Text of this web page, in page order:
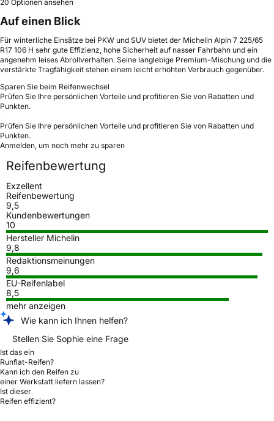
20 Optionen ansehen
Auf einen Blick
Für winterliche Einsätze bei PKW und SUV bietet der Michelin Alpin 7 225/65
R17 106 H sehr gute Effizienz, hohe Sicherheit auf nasser Fahrbahn und ein
angenehm leises Abrollverhalten. Seine langlebige Premium-Mischung und die
verstärkte Tragfähigkeit stehen einem leicht erhöhten Verbrauch gegenüber.
Sparen Sie beim Reifenwechsel
Prüfen Sie Ihre persönlichen Vorteile und profitieren Sie von Rabatten und
Punkten.
Prüfen Sie Ihre persönlichen Vorteile und profitieren Sie von Rabatten und
Punkten.
Anmelden, um noch mehr zu sparen
Reifenbewertung
Exzellent
Reifenbewertung
9,5
Kundenbewertungen
10
Hersteller Michelin
9,8
Redaktionsmeinungen
9,6
EU-Reifenlabel
8,5
mehr anzeigen
Wie kann ich Ihnen helfen?
Stellen Sie Sophie eine Frage
Ist das ein
Runflat-Reifen?
Kann ich den Reifen zu
einer Werkstatt liefern lassen?
Ist dieser
Reifen effizient?